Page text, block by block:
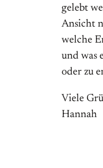
gelebt
Ansicht
welche
und was
oder zu
Viele
Hannah